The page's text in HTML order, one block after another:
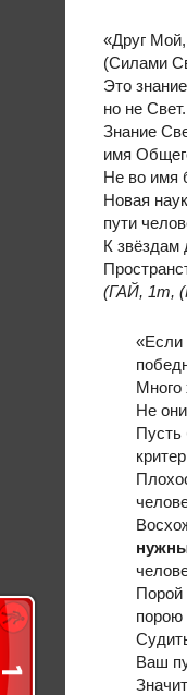
«Друг
(Силами
Это
но не
Знание
имя
Не во имя
Новая
пути
К звёздам
(ГАЙ, 1т,
«Если
Много
Не
Пусть
Порой
порою
Ваш